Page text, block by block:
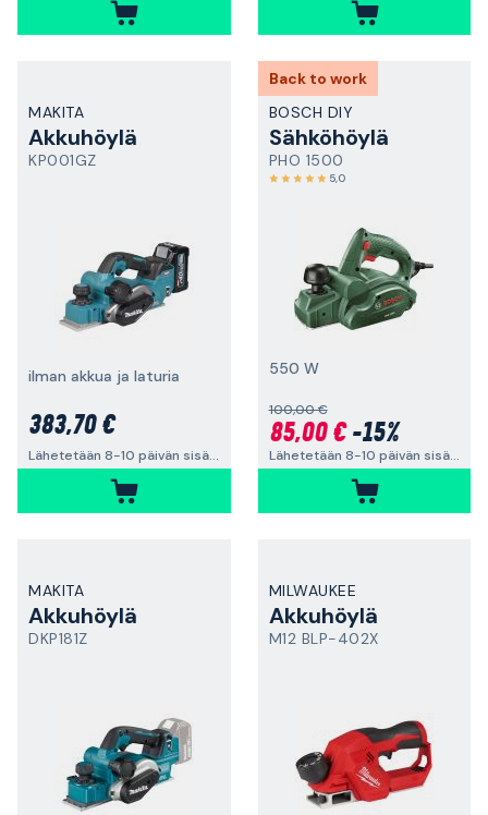
MAKITA
Akkuhöylä
KP001GZ
ilman akkua ja laturia
383,70 €
Lähetetään 8-10 päivän sisällä
Back to work
BOSCH DIY
Sähköhöylä
PHO 1500
5,0
550 W
100,00 €
85,00 €-15%
Lähetetään 8-10 päivän sisällä
MAKITA
Akkuhöylä
DKP181Z
MILWAUKEE
Akkuhöylä
M12 BLP-402X